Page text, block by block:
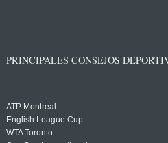
PRINCIPALES CONSEJOS
ATP Montreal
English League Cup
WTA Toronto